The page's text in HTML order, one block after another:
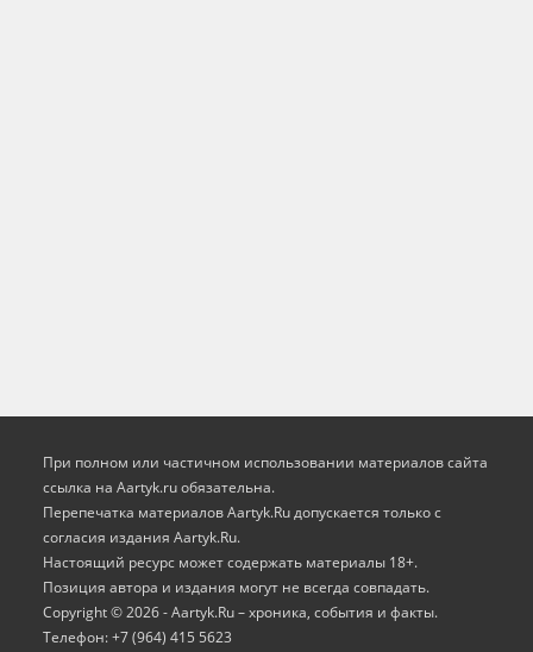
При полном или частичном использовании материалов сайта
ссылка на Aartyk.ru oбязательна.
Перепечатка материалов Aartyk.Ru допускается только с
согласия издания Aartyk.Ru.
Настоящий ресурс может содержать материалы 18+.
Позиция автора и издания могут не всегда совпадать.
Copyright © 2026 - Aartyk.Ru – хроника, события и факты.
Телефон: +7 (964) 415 5623